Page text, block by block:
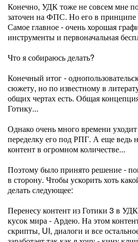
Конечно, УДК тоже не совсем мне
заточен на ФПС. Но его в принципе
Самое главное - очень хорошая
инструменты и первоначальная
Что я собираюсь делать?
Конечный итог -
сюжету, но по известному в
общих чертах есть. Общая
Готику...
Однако очень много времени
переделку его под РПГ. А еще ведь
контент в огромном количестве...
Поэтому было принято решение -
в сторону. Чтобы ускорить хоть
делать следующее:
Перенесу контент из Готики 3 в
кусок мира - Ардею. На этом
скрипты, UI, диалоги и все